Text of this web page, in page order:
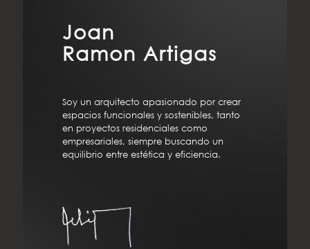
Joan
Ramon Artigas
Soy un arquitecto apasionado por crear
espacios funcionales y sostenibles, tanto
en proyectos residenciales como
empresariales, siempre buscando un
equilibrio entre estética y eficiencia.